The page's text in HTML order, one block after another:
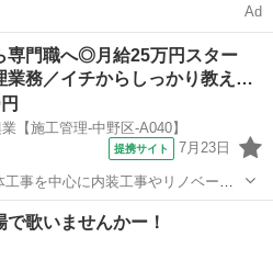
Ad
門職へ◎月給25万円スター
業務／イチからしっかり教え…
【施工管理-中野区-A040】
提携サイト 7月23日
設企業です。 住宅・店舗・ビルな
工、廃棄物処理まで一貫して行っ
の他
で歌いませんかー！